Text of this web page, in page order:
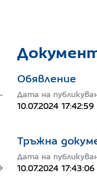
Обявление
Дата на
10.07.2024 17:42:59
Тръжна
Дата на
10.07.2024 17:43:06